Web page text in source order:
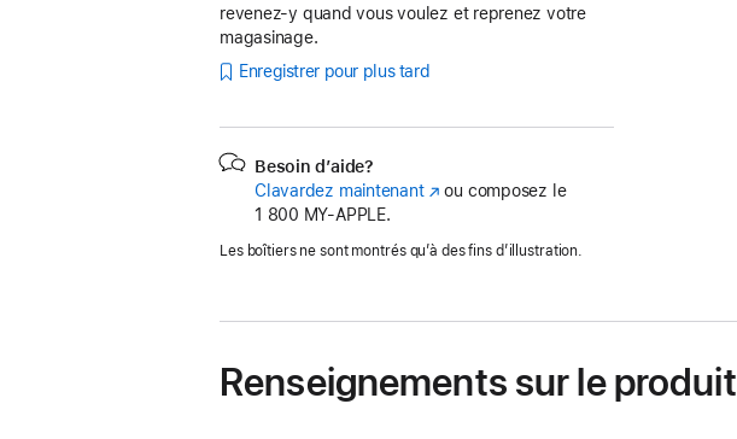
revenez-y quand vous voulez et reprenez votre
magasinage.
Enregistrer pour plus tard
Besoin d’aide?
Clavardez maintenant(s’ouvre
nouvelle
ou composez le
1 800 MY‑APPLE.
Les boîtiers ne sont montrés qu’à des fins d’illustration.
Renseignements sur le produit